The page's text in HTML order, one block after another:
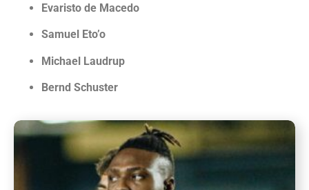
Evaristo de Macedo
Samuel Eto’o
Michael Laudrup
Bernd Schuster